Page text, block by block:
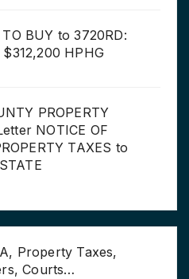
BUY to 3720RD:
HPHG
PROPERTY
NOTICE OF
TAXES to
Property Taxes,
Courts…